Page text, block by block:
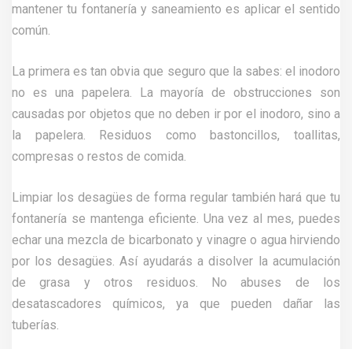
mantener tu fontanería y saneamiento es aplicar el sentido
común.
La primera es tan obvia que seguro que la sabes: el inodoro
no es una papelera. La mayoría de obstrucciones son
causadas por objetos que no deben ir por el inodoro, sino a
la papelera. Residuos como bastoncillos, toallitas,
compresas o restos de comida.
Limpiar los desagües de forma regular también hará que tu
fontanería se mantenga eficiente. Una vez al mes, puedes
echar una mezcla de bicarbonato y vinagre o agua hirviendo
por los desagües. Así ayudarás a disolver la acumulación
de grasa y otros residuos. No abuses de los
desatascadores químicos, ya que pueden dañar las
tuberías.